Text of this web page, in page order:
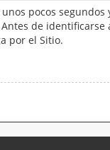
pocos
de
por el Sitio.